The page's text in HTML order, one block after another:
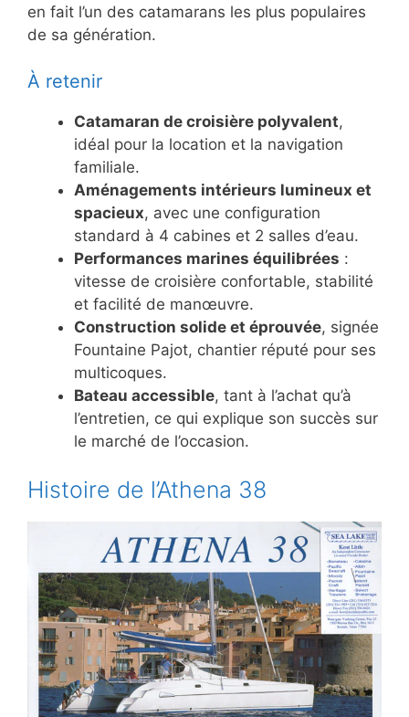
en fait l’un des catamarans les plus populaires
de sa génération.
À retenir
Catamaran de croisière polyvalent,
idéal pour la location et la navigation
familiale.
Aménagements intérieurs lumineux et
spacieux, avec une configuration
standard à 4 cabines et 2 salles d’eau.
Performances marines équilibrées :
vitesse de croisière confortable, stabilité
et facilité de manœuvre.
Construction solide et éprouvée, signée
Fountaine Pajot, chantier réputé pour ses
multicoques.
Bateau accessible, tant à l’achat qu’à
l’entretien, ce qui explique son succès sur
le marché de l’occasion.
Histoire de l’Athena 38